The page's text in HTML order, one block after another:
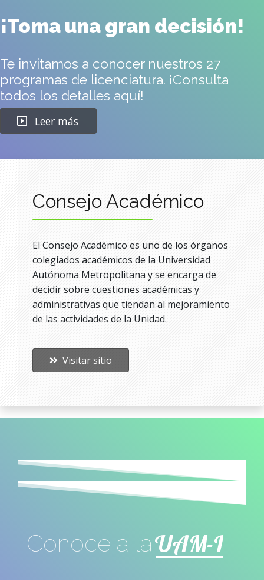
¡Toma una gran decisión!
programas de licenciatura. ¡Consulta
todos los detalles aquí!
Leer más
colegiados académicos de la Universidad
Autónoma Metropolitana y se encarga de
decidir sobre cuestiones académicas y
administrativas que tiendan al mejoramiento
de las actividades de la Unidad.
Visitar sitio
Conoce a la UAM-I